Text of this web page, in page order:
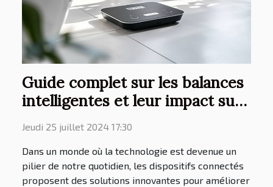
Guide complet sur les balances
intelligentes et leur impact sur
la santé
Jeudi 25 juillet 2024 17:30
Dans un monde où la technologie est devenue un
pilier de notre quotidien, les dispositifs connectés
proposent des solutions innovantes pour améliorer